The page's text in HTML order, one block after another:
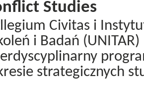
Studies
Civitas i
i Badań
strategicznych